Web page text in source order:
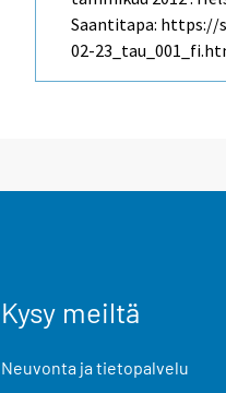
Saantitapa: https://
02-
Kysy meiltä
Neuvonta ja tietopalvelu